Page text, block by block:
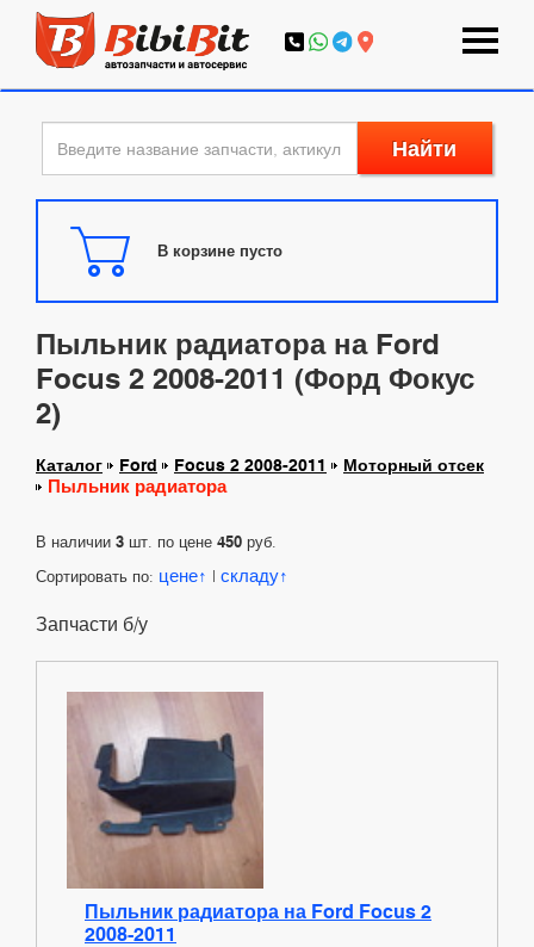
Найти
В корзине пусто
Пыльник радиатора на Ford
Focus 2 2008-2011 (Форд Фокус
2)
Каталог Ford Focus 2 2008-2011 Моторный отсек
Пыльник радиатора
В наличии 3 шт. по цене 450 руб.
Сортировать по: цене | складу
Запчасти б/у
Пыльник радиатора на Ford Focus 2
2008-2011